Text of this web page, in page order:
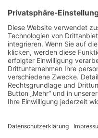
Spende direkt via
JETZT SPENDEN
paypal@heilbronner-